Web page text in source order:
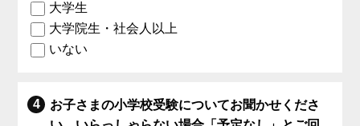
大学生
大学院生・社会人以上
いない
お子さまの小学校受験についてお聞かせくださ